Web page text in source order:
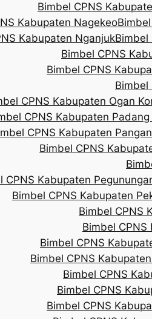
Bimbel CPNS
Kabupaten Nagekeo
Kabupaten NganjukBimbel
Bimbel CPNS
Bimbel CPNS
Bimbel
CPNS Kabupaten Ogan
CPNS Kabupaten
CPNS Kabupaten
Bimbel CPNS
CPNS Kabupaten
Bimbel CPNS Kabupaten
Bimbel CPNS
Bimbel
Bimbel CPNS
Bimbel CPNS
Bimbel CPNS
Bimbel CPNS
Bimbel CPNS